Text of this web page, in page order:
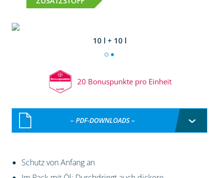
10 l + 10 l
20 Bonuspunkte pro Einheit
– PDF-DOWNLOADS –
Schutz von Anfang an